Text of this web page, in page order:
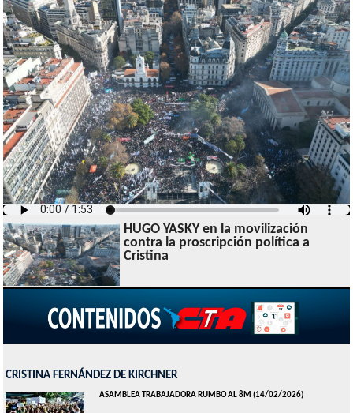
HUGO YASKY en la movilización
contra la proscripción política a
Cristina
CRISTINA FERNÁNDEZ DE KIRCHNER
ASAMBLEA TRABAJADORA RUMBO AL 8M (14/02/2026)